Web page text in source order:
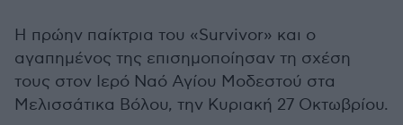
Η πρώην παίκτρια του «Survivor» και ο
αγαπημένος της επισημοποίησαν τη σχέση
τους στον Ιερό Ναό Αγίου Μοδεστού στα
Μελισσάτικα Βόλου, την Κυριακή 27 Οκτωβρίου.